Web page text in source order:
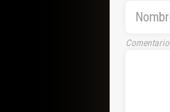
Comentario